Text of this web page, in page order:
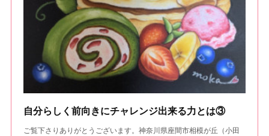
自分らしく前向きにチャレンジ出来る力とは③
ご覧下さりありがとうございます。神奈川県座間市相模が丘（小田